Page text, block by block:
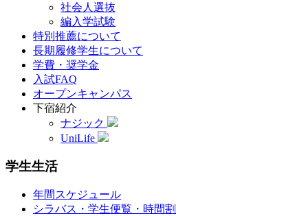
社会人選抜
編入学試験
特別推薦について
長期履修学生について
学費・奨学金
入試FAQ
オープンキャンパス
下宿紹介
ナジック
UniLife
学生生活
年間スケジュール
シラバス・学生便覧・時間割